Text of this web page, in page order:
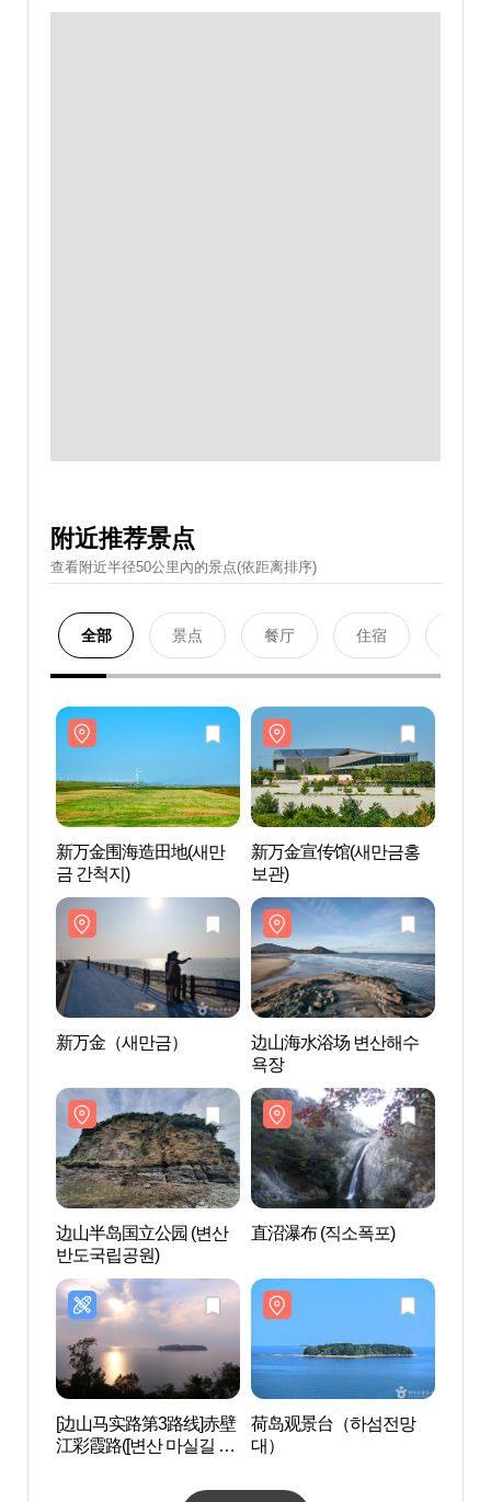
附近推荐景点
查看附近半径50公里內的景点(依距离排序)
全部 景点 餐厅 住宿
新万金围海造田地(새만
금 간척지)
新万金宣传馆(새만금홍
보관)
新万金（새만금）
边山海水浴场 변산해수
욕장
边山半岛国立公园 (변산
반도국립공원)
直沼瀑布 (직소폭포)
[边山马实路第3路线]赤壁
江彩霞路([변산 마실길 3
荷岛观景台（하섬전망
대）